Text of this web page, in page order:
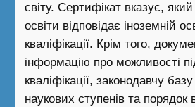
світу. Сертифікат вказує, який
освіти відповідає іноземній
кваліфікації. Крім того,
інформацію про можливості
кваліфікації, законодавчу
наукових ступенів та порядок